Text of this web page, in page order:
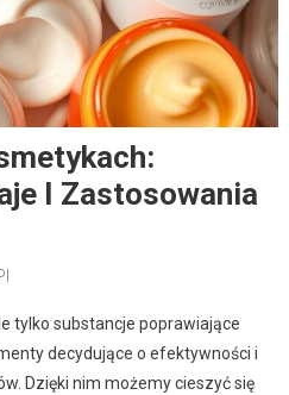
I Zastosowania
tylko substancje poprawiające
decydujące o efektywności i
Dzięki nim możemy cieszyć się